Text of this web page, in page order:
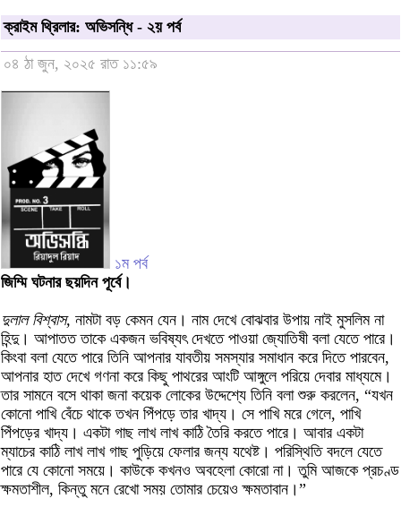
ক্রাইম থ্রিলার: অভিসন্ধি - ২য় পর্ব
০৪ ঠা জুন, ২০২৫ রাত ১১:৫৯
১ম পর্ব
জিম্মি ঘটনার ছয়দিন পূর্বে।
দুলাল বিশ্বাস, নামটা বড় কেমন যেন। নাম দেখে বোঝবার উপায় নাই মুসলিম না
হিন্দু। আপাতত তাকে একজন ভবিষ্যৎ দেখতে পাওয়া জ্যোতিষী বলা যেতে পারে।
কিংবা বলা যেতে পারে তিনি আপনার যাবতীয় সমস্যার সমাধান করে দিতে পারবেন,
আপনার হাত দেখে গণনা করে কিছু পাথরের আংটি আঙ্গুলে পরিয়ে দেবার মাধ্যমে।
তার সামনে বসে থাকা জনা কয়েক লোকের উদ্দেশ্যে তিনি বলা শুরু করলেন, “যখন
কোনো পাখি বেঁচে থাকে তখন পিঁপড়ে তার খাদ্য। সে পাখি মরে গেলে, পাখি
পিঁপড়ের খাদ্য। একটা গাছ লাখ লাখ কাঠি তৈরি করতে পারে। আবার একটা
ম্যাচের কাঠি লাখ লাখ গাছ পুড়িয়ে ফেলার জন্য যথেষ্ট। পরিস্থিতি বদলে যেতে
পারে যে কোনো সময়ে। কাউকে কখনও অবহেলা কোরো না। তুমি আজকে প্রচণ্ড
ক্ষমতাশীল, কিন্তু মনে রেখো সময় তোমার চেয়েও ক্ষমতাবান।”